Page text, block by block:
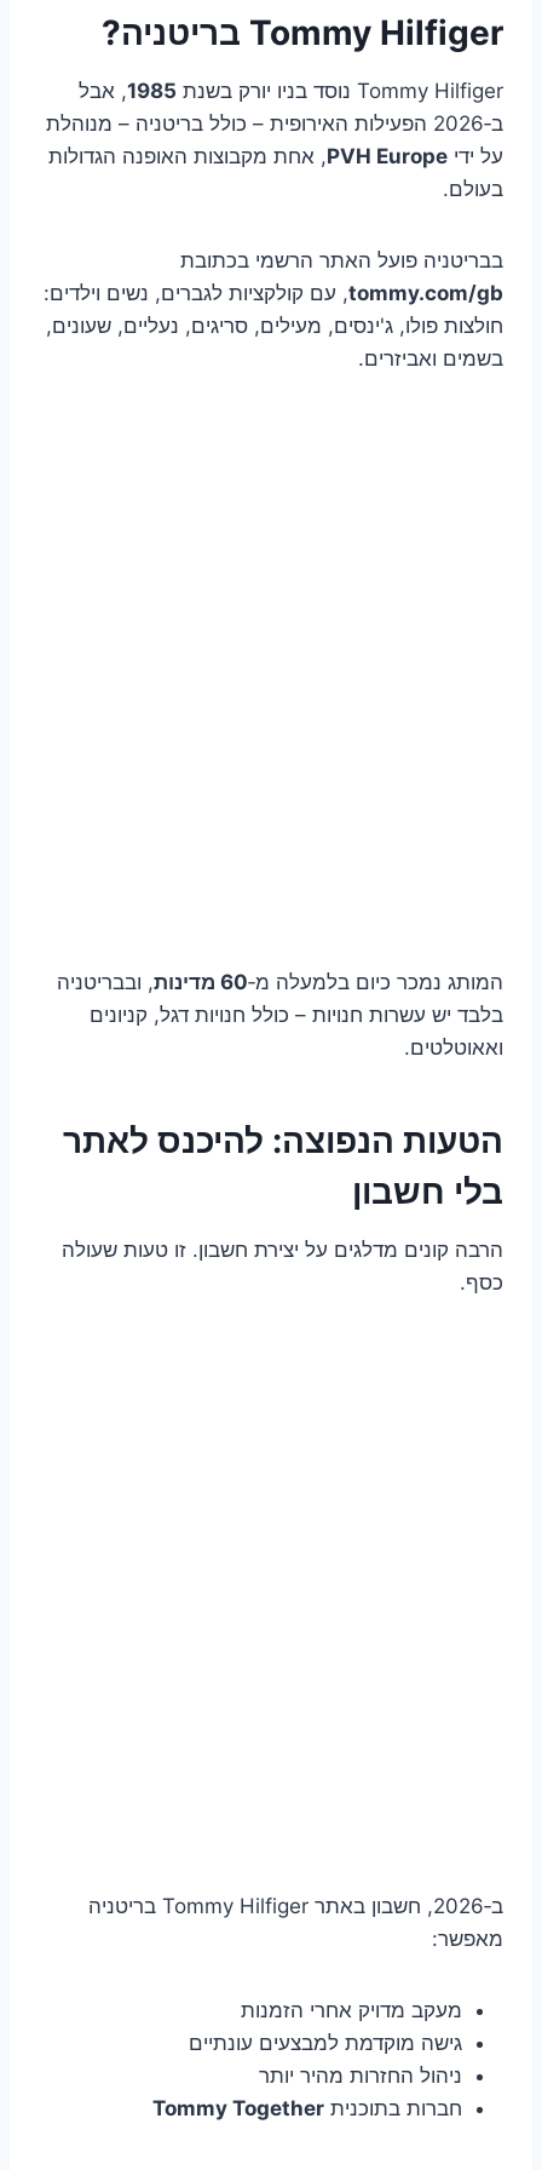
Tommy Hilfiger בריטניה?
Tommy Hilfiger נוסד בניו יורק בשנת 1985, אבל
ב‑2026 הפעילות האירופית – כולל בריטניה – מנוהלת
על ידי PVH Europe, אחת מקבוצות האופנה הגדולות
בעולם.
בבריטניה פועל האתר הרשמי בכתובת
tommy.com/gb, עם קולקציות לגברים, נשים וילדים:
חולצות פולו, ג'ינסים, מעילים, סריגים, נעליים, שעונים,
בשמים ואביזרים.
המותג נמכר כיום בלמעלה מ‑60 מדינות
, ובבריטניה
בלבד יש עשרות חנויות – כולל חנויות דגל, קניונים
ואאוטלטים.
הטעות הנפוצה: להיכנס לאתר
בלי חשבון
הרבה קונים מדלגים על יצירת חשבון. זו טעות שעולה
כסף.
ב‑2026, חשבון באתר Tommy Hilfiger בריטניה
מאפשר:
מעקב מדויק אחרי הזמנות
גישה מוקדמת למבצעים עונתיים
ניהול החזרות מהיר יותר
חברות בתוכנית Tommy Together